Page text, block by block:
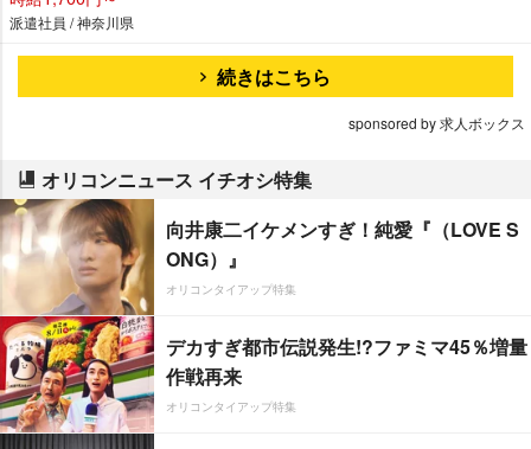
派遣社員 / 神奈川県
続きはこちら
sponsored by 求人ボックス
オリコンニュース イチオシ特集
向井康二イケメンすぎ！純愛『（LOVE S
ONG）』
オリコンタイアップ特集
デカすぎ都市伝説発生!?ファミマ45％増量
作戦再来
オリコンタイアップ特集